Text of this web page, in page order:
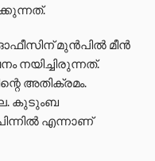
മുൻപിൽ മീൻ
നയിച്ചിരുന്നത്.
അതിക്രമം.
കുടുംബ
എന്നാണ്